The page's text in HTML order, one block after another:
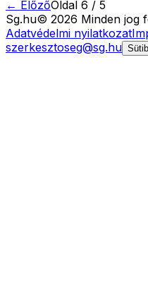
← ElőzőOldal 6 / 5
Sg.hu© 2026 Minden jog
Adatvédelmi nyilatkozat
szerkesztoseg@sg.hu